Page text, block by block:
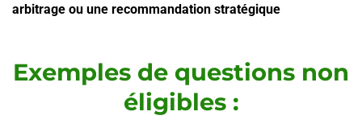
arbitrage ou une recommandation stratégique
Exemples de questions non
éligibles :